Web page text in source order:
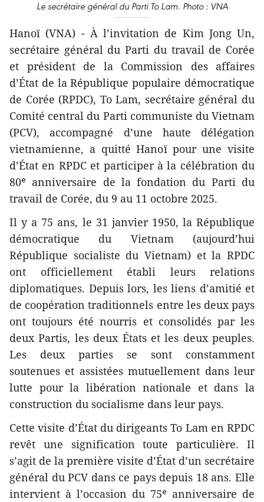
Le secrétaire général du Parti To Lam. Photo : VNA
​Hanoï (VNA) - À l’invitation de Kim Jong Un,
secrétaire général du Parti du travail de Corée
et président de la Commission des affaires
d’État de la République populaire démocratique
de Corée (RPDC), To Lam, secrétaire général du
Comité central du Parti communiste du Vietnam
(PCV), accompagné d’une haute délégation
vietnamienne, a quitté Hanoï pour une visite
d’État en RPDC et participer à la célébration du
80ᵉ anniversaire de la fondation du Parti du
travail de Corée, du 9 au 11 octobre 2025.
Il y a 75 ans, le 31 janvier 1950, la République
démocratique du Vietnam (aujourd’hui
République socialiste du Vietnam) et la RPDC
ont officiellement établi leurs relations
diplomatiques. Depuis lors, les liens d’amitié et
de coopération traditionnels entre les deux pays
ont toujours été nourris et consolidés par les
deux Partis, les deux États et les deux peuples.
Les deux parties se sont constamment
soutenues et assistées mutuellement dans leur
lutte pour la libération nationale et dans la
construction du socialisme dans leur pays.
Cette visite d’État du dirigeants To Lam en RPDC
revêt une signification toute particulière. Il
s’agit de la première visite d’État d’un secrétaire
général du PCV dans ce pays depuis 18 ans. Elle
intervient à l’occasion du 75ᵉ anniversaire de